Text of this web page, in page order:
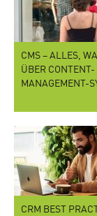
CMS – ALLES,
ÜBER CONTENT-
MANAGEMENT-
CRM BEST